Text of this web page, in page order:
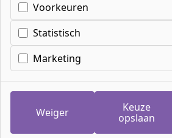
Inschrijven
meeloopdag
Leidinggevende
hospitality
dinsdag 23 juni 2026
Voorkeuren
Statistisch
Marketing
Weiger
Keuze
opslaan